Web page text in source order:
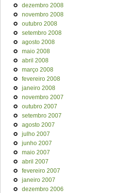
dezembro 2008
novembro 2008
outubro 2008
setembro 2008
agosto 2008
maio 2008
abril 2008
março 2008
fevereiro 2008
janeiro 2008
novembro 2007
outubro 2007
setembro 2007
agosto 2007
julho 2007
junho 2007
maio 2007
abril 2007
fevereiro 2007
janeiro 2007
dezembro 2006